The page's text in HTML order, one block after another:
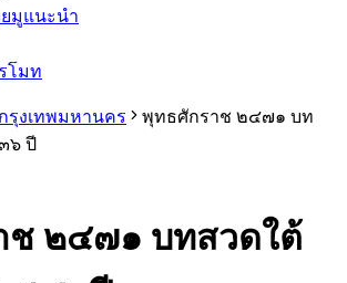
ยมูแนะนำ
โมท
กรุงเทพมหานคร
พุทธศักราช ๒๔๗๑ บท
๖ ปี
ช ๒๔๗๑ บทสวดใต้